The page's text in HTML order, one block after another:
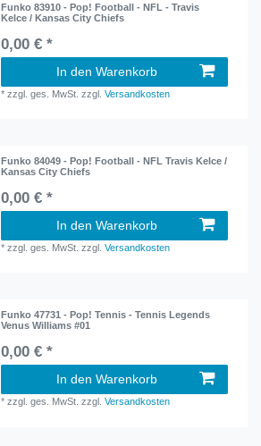
Funko 83910 - Pop! Football - NFL - Travis
Kelce / Kansas City Chiefs
0,00 € *
In den Warenkorb
*zzgl. ges. MwSt. zzgl.Versandkosten
Funko 84049 - Pop! Football - NFL Travis Kelce /
Kansas City Chiefs
0,00 € *
In den Warenkorb
*zzgl. ges. MwSt. zzgl.Versandkosten
Funko 47731 - Pop! Tennis - Tennis Legends
Venus Williams #01
0,00 € *
In den Warenkorb
*zzgl. ges. MwSt. zzgl.Versandkosten